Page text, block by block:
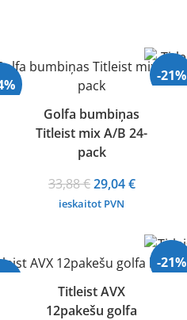
Golfa bumbiņas
Titleist mix A/B 24-
pack
33,88€Original
price
29,04€Current
29,04 €.
ieskaitot PVN
-21%
Titleist AVX
12pakešu golfa
-21%